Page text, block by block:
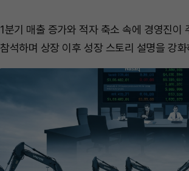
1분기 매출 증가와 적자 축소 속에 경영진이
참석하며 상장 이후 성장 스토리 설명을 강